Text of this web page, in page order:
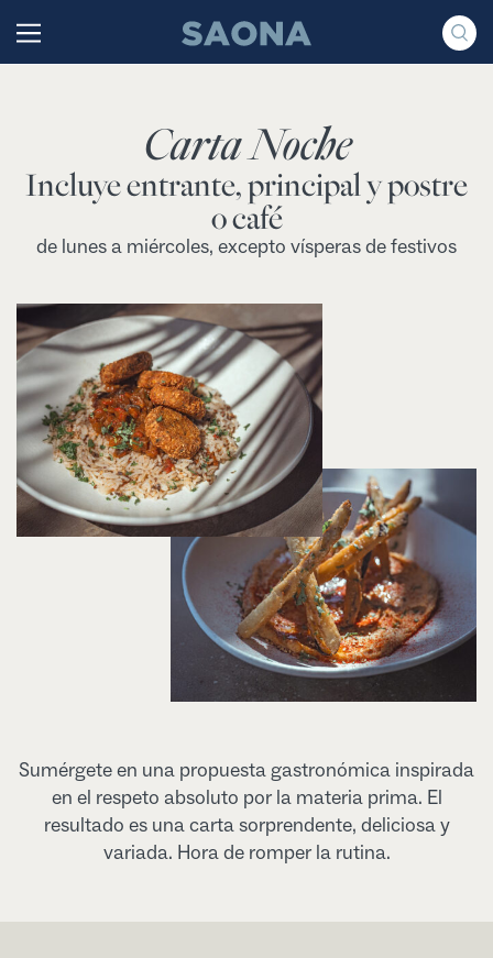
Grupo Saona
Carta Noche
Incluye entrante, principal y postre
o café
de lunes a miércoles, excepto vísperas de festivos
Sumérgete en una propuesta gastronómica inspirada
en el respeto absoluto por la materia prima. El
resultado es una carta sorprendente, deliciosa y
variada. Hora de romper la rutina.